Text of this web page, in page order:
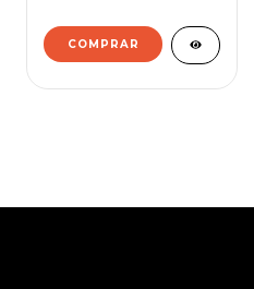
COMPRAR